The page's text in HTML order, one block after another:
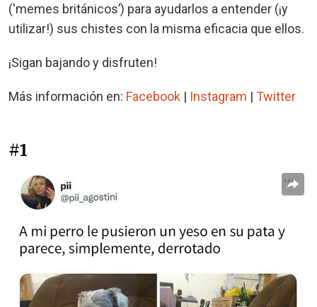
('memes británicos’) para ayudarlos a entender (¡y
utilizar!) sus chistes con la misma eficacia que ellos.
¡Sigan bajando y disfruten!
Más información en: Facebook | Instagram | Twitter
#1